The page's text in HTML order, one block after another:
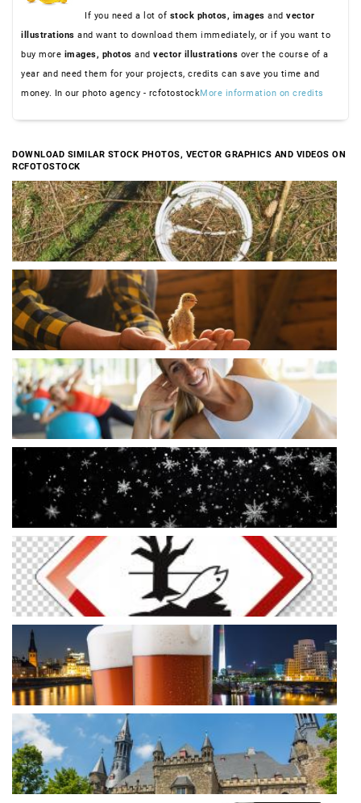
If you need a lot of stock photos, images and vector
illustrations and want to download them immediately, or if you want to
buy more images, photos and vector illustrations over the course of a
year and need them for your projects, credits can save you time and
money. In our photo agency - rcfotostockMore information on credits
DOWNLOAD SIMILAR STOCK PHOTOS, VECTOR GRAPHICS AND VIDEOS ON
RCFOTOSTOCK